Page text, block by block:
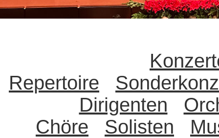
Repertoire
Dirigenten
Chöre
Solisten